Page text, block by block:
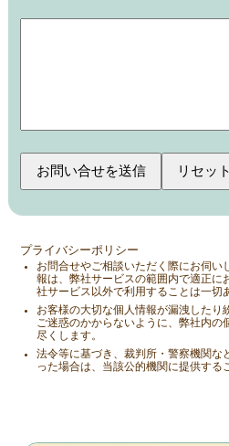
プライバシーポリシー
お問合せやご相談いただく際にお伺い
報は、弊社サービスの範囲内で適正に
社サービス以外で利用することは一切
お客様の大切な個人情報が漏洩したり
ご迷惑のかからないように、弊社内の
尽くします。
法令等に基づき、裁判所・警察機関な
った場合は、当該公的機関に提供する